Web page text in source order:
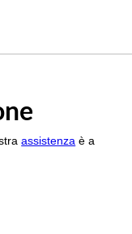
assistenza è a